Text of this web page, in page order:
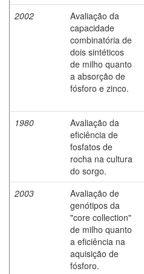
2002
Avaliação da
capacidade
combinatória de
dois sintéticos
de milho quanto
a absorção de
fósforo e zinco.
1980
Avaliação da
eficiência de
fosfatos de
rocha na cultura
do sorgo.
2003
Avaliação de
genótipos da
"core collection"
de milho quanto
a eficiência na
aquisição de
fósforo.